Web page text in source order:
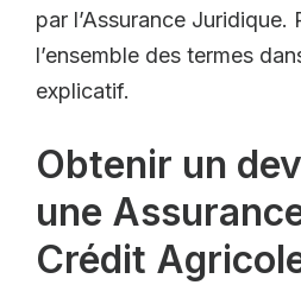
par l’Assurance Juridique.
l’ensemble des termes
explicatif.
Obtenir un
une
Crédit